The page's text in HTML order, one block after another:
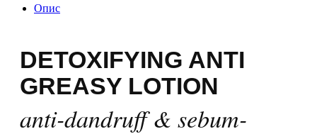
Опис
DETOXIFYING ANTI
GREASY LOTION
anti-dandruff & sebum-